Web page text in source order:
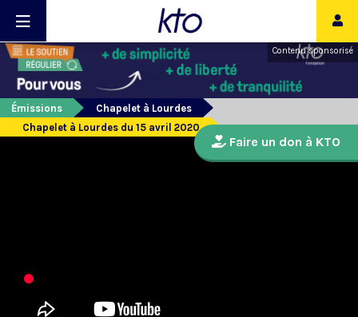
Contenu sponsorisé
Émissions
Chapelet à Lourdes
Chapelet à Lourdes du 15 avril 2020
Faire un don à KTO